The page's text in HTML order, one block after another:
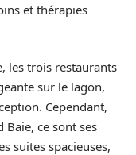
et thérapies
les trois restaurants
sur le lagon,
Cependant,
ce sont ses
suites spacieuses,